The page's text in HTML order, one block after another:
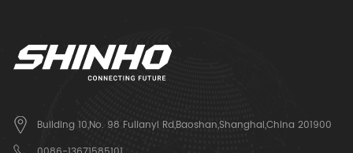
Building 10,No. 98 Fulianyi Rd,Baoshan,Shanghai,China 201900